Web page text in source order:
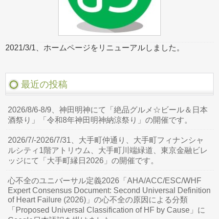
2021/3/1、ホームページをリニューアルしました。
最近の投稿
2026/8/6-8/9、神田明神にて「絶品グルメ☆ビール＆日本
酒祭り」「令和8年神田明神納涼祭り」の開催です。
2026/7/-2026/7/31、大手町仲通り、大手町フィナンシャ
ルシティ1階アトリウム、大手町川端緑道、東京金融ビレ
ッジにて「大手町縁日2026」の開催です。
心不全のユニバーサル定義2026「AHA/ACC/ESC/WHF
Expert Consensus Document: Second Universal Definition
of Heart Failure (2026)」の心不全の原因による分類
「Proposed Universal Classification of HF by Cause」に